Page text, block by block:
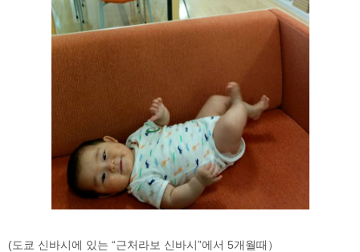
(도쿄 신바시에 있는 “근처라보 신바시”에서 5개월때）